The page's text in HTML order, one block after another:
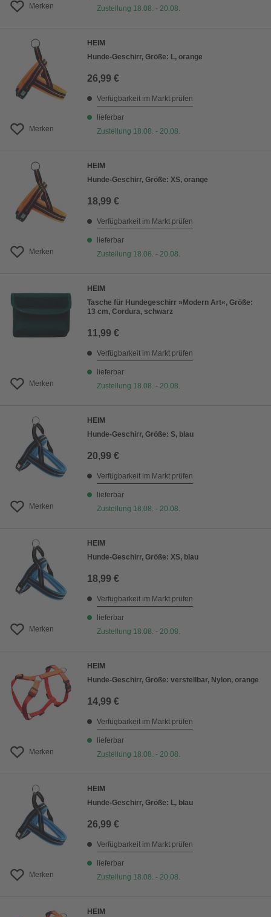
Merken
Zustellung 18.08. - 20.08.
Merken
HEIM
Hunde-Geschirr, Größe: L, orange
26,99 €
Verfügbarkeit im Markt prüfen
lieferbar
Zustellung 18.08. - 20.08.
Merken
HEIM
Hunde-Geschirr, Größe: XS, orange
18,99 €
Verfügbarkeit im Markt prüfen
lieferbar
Zustellung 18.08. - 20.08.
Merken
HEIM
Tasche für Hundegeschirr »Modern Art«, Größe:
13 cm, Cordura, schwarz
11,99 €
Verfügbarkeit im Markt prüfen
lieferbar
Zustellung 18.08. - 20.08.
Merken
HEIM
Hunde-Geschirr, Größe: S, blau
20,99 €
Verfügbarkeit im Markt prüfen
lieferbar
Zustellung 18.08. - 20.08.
Merken
HEIM
Hunde-Geschirr, Größe: XS, blau
18,99 €
Verfügbarkeit im Markt prüfen
lieferbar
Zustellung 18.08. - 20.08.
Merken
HEIM
Hunde-Geschirr, Größe: verstellbar, Nylon, orange
14,99 €
Verfügbarkeit im Markt prüfen
lieferbar
Zustellung 18.08. - 20.08.
Merken
HEIM
Hunde-Geschirr, Größe: L, blau
26,99 €
Verfügbarkeit im Markt prüfen
lieferbar
Zustellung 18.08. - 20.08.
HEIM